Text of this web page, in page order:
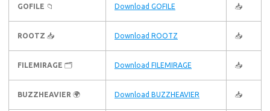
GOFILE 📁 Download GOFILE 📥
ROOTZ 📥 Download ROOTZ 📥
FILEMIRAGE 🗂️ Download FILEMIRAGE 📥
BUZZHEAVIER 🌍 Download BUZZHEAVIER 📥